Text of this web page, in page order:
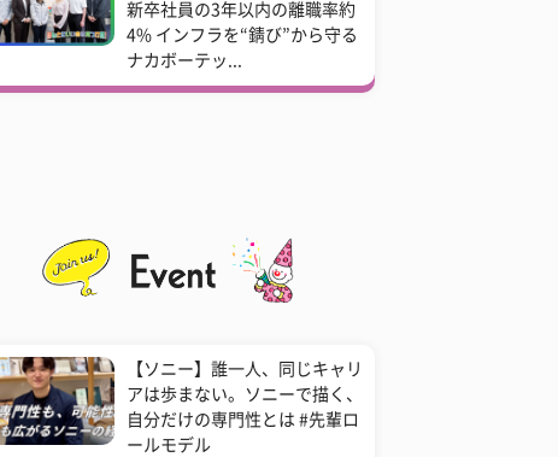
新卒社員の3年以内の離職率約
4% インフラを“錆び”から守る
ナカボーテッ...
【ソニー】誰一人、同じキャリ
アは歩まない。ソニーで描く、
自分だけの専門性とは #先輩ロ
ールモデル